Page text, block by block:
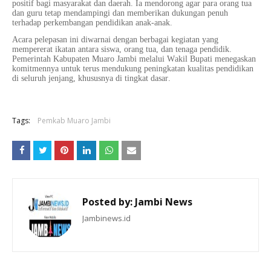
positif bagi masyarakat dan daerah. Ia mendorong agar para orang tua
dan guru tetap mendampingi dan memberikan dukungan penuh
terhadap perkembangan pendidikan anak-anak.
Acara pelepasan ini diwarnai dengan berbagai kegiatan yang
mempererat ikatan antara siswa, orang tua, dan tenaga pendidik.
Pemerintah Kabupaten Muaro Jambi melalui Wakil Bupati menegaskan
komitmennya untuk terus mendukung peningkatan kualitas pendidikan
di seluruh jenjang, khususnya di tingkat dasar.
Tags: Pemkab Muaro Jambi
Posted by:Jambi News
Jambinews.id